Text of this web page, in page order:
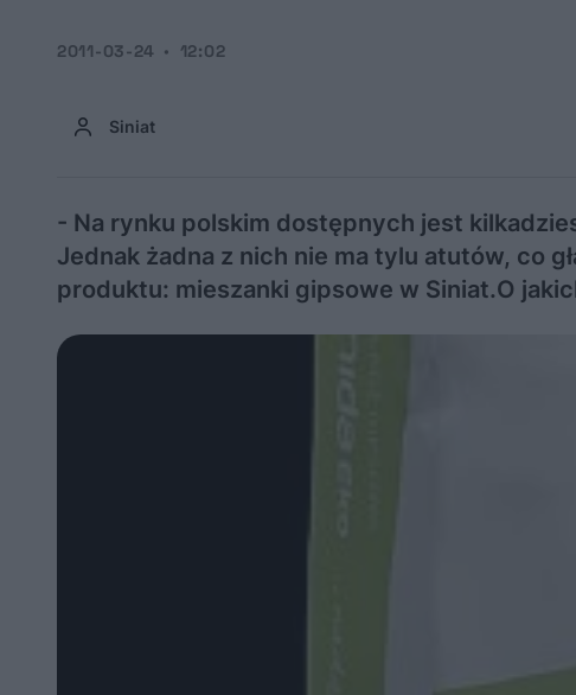
Siniat
2011-03-24 12:02
- Na rynku polskim dostępnych jest
Jednak żadna z nich nie ma tylu atutów, co
produktu: mieszanki gipsowe w Siniat.O